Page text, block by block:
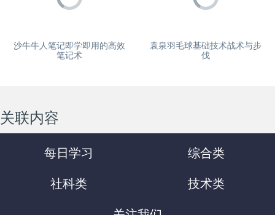
沙牛牛人笔记即学即用的高效
笔记术
袁泉羽毛球基础技术战术与步
伐
关联内容
每日学习
综合类
社科类
技术类